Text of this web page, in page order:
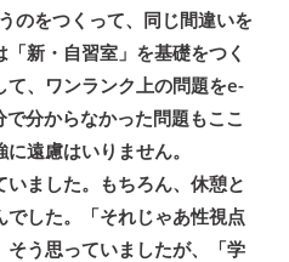
のをつくって、同じ間違いを
新・自習室」を基礎をつく
て、ワンランク上の問題をe-
分からなかった問題もここ
遠慮はいりません。
ました。もちろん、休憩と
した。「それじゃあ性視点
う思っていましたが、「学